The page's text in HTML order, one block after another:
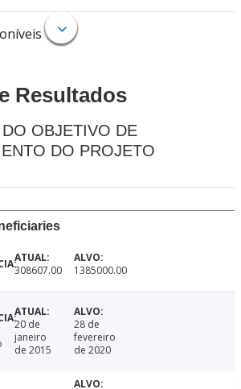
Resultados
OBJETIVO DE
DO PROJETO
308607.00 1385000.00
20 de
janeiro
de 2015
28 de
fevereiro
de 2020